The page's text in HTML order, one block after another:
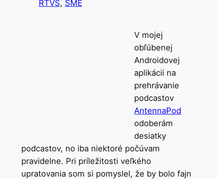
RTVS, SME
V mojej
obľúbenej
Androidovej
aplikácii na
prehrávanie
podcastov
AntennaPod
odoberám
desiatky
podcastov, no iba niektoré počúvam
pravidelne. Pri príležitosti veľkého
upratovania som si pomyslel, že by bolo fajn